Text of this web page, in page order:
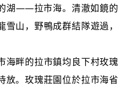
湖——拉市海。清澈如鏡的
山，野鴨成群結隊遊過，
畔的拉市鎮均良下村玫瑰
放。玫瑰莊園位於拉市海省